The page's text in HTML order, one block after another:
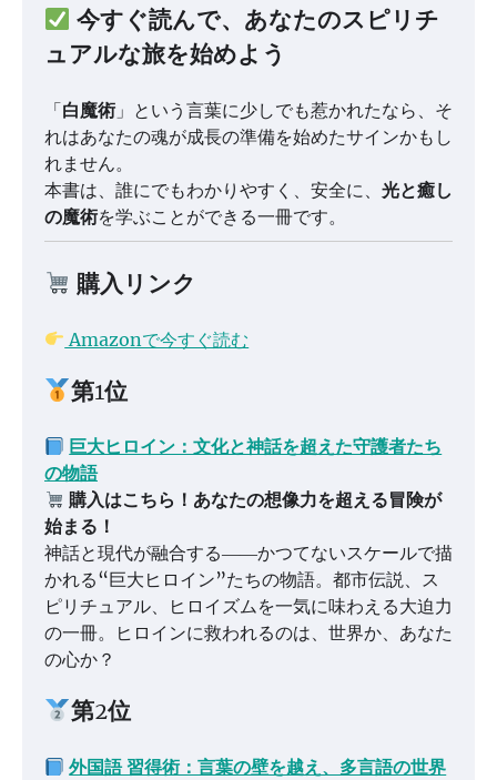
今すぐ読んで、あなたのスピリチ
ュアルな旅を始めよう
「白魔術 」という言葉に少しでも惹かれたなら、そ
れはあなたの魂が成長の準備を始めたサインかもし
れません。
本書は、誰にでもわかりやすく、安全に、 光と癒し
の魔術を学ぶことができる一冊です。
購入リンク
Amazonで今すぐ読む
第1位
巨大ヒロイン：文化と神話を超えた守護者たち
の物語
購入はこちら！あなたの想像力を超える冒険が
始まる！
神話と現代が融合する――かつてないスケールで描
かれる“巨大ヒロイン”たちの物語。都市伝説、ス
ピリチュアル、ヒロイズムを一気に味わえる大迫力
の一冊。ヒロインに救われるのは、世界か、あなた
の心か？
第2位
外国語 習得術：言葉の壁を越え、多言語の世界